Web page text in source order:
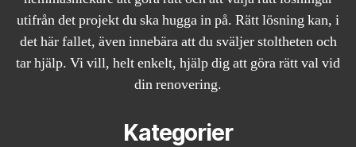
utifrån det projekt du ska hugga in på. Rätt lösning kan, i
det här fallet, även innebära att du sväljer stoltheten och
tar hjälp. Vi vill, helt enkelt, hjälp dig att göra rätt val vid
din renovering.
Kategorier